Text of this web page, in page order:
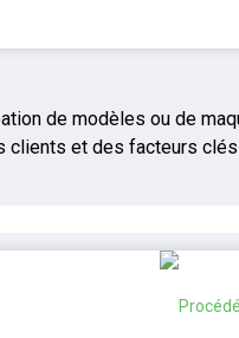
de modèles ou de
clients et des facteurs